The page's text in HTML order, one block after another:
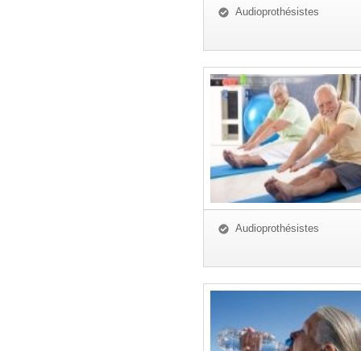
Audioprothésistes
Audioprothésistes